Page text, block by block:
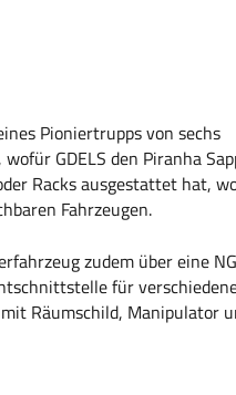
Pioniertrupps von sechs
GDELS den Piranha
Racks ausgestattet hat,
Fahrzeugen.
zudem über eine
für
Räumschild, Manipulator